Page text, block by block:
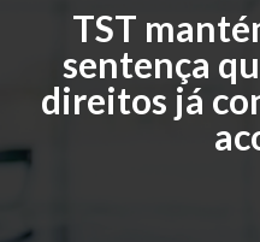
TST
sentença
direitos já